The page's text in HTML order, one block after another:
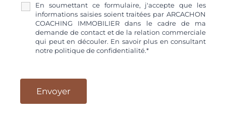
En soumettant ce formulaire, j'accepte que les
informations saisies soient traitées par ARCACHON
COACHING IMMOBILIER dans le cadre de ma
demande de contact et de la relation commerciale
qui peut en découler. En savoir plus en consultant
notre politique de confidentialité.*